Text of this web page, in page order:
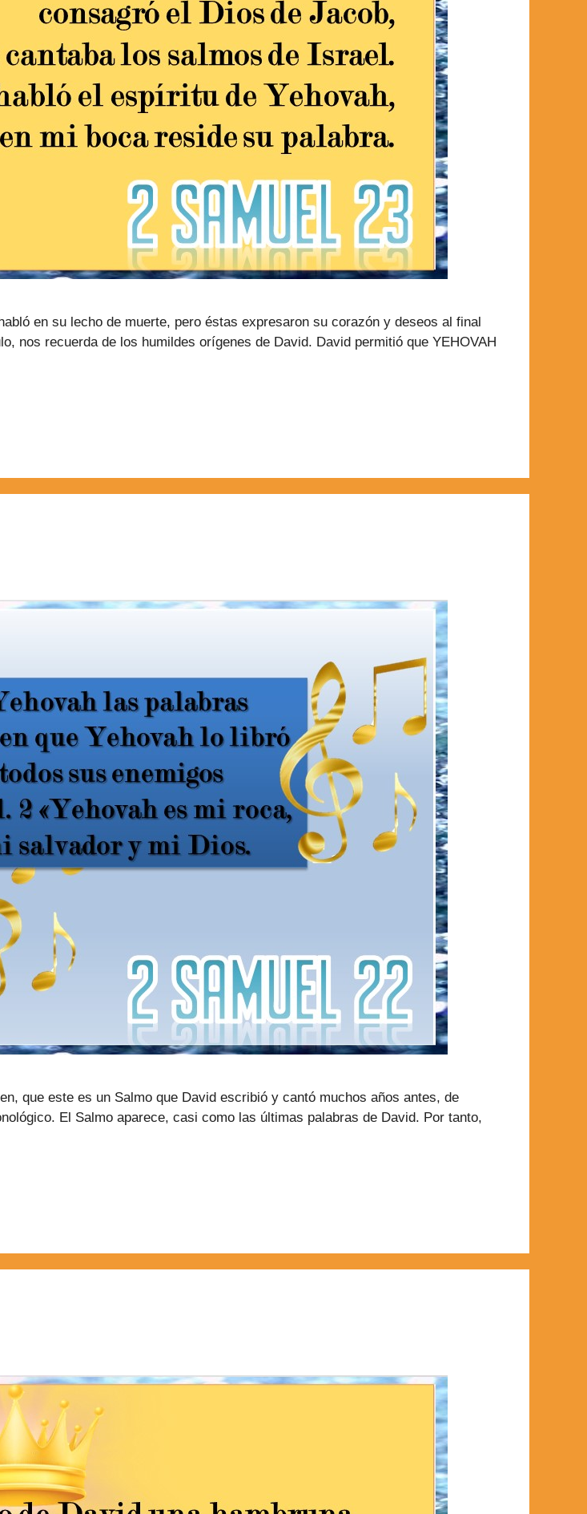
en su lecho de muerte, pero éstas expresaron su corazón y deseos al final
nos recuerda de los humildes orígenes de David. David permitió que YEHOVAH
que este es un Salmo que David escribió y cantó muchos años antes, de
El Salmo aparece, casi como las últimas palabras de David. Por tanto,